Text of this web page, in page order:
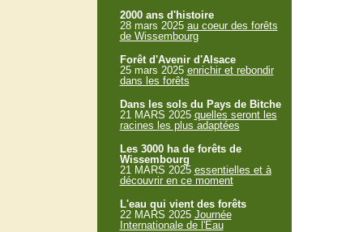
2000 ans d'histoire
28 mars 2025 au coeur des forêts
de Wissembourg
Forêt d'Avenir d'Alsace
25 mars 2025 enrichir et rebondir
dans les forêts
Dans les sols du Pays de Bitche
21 MARS 2025 quelles seront les
racines les plus adaptées
Les 3000 ha de forêts de
Wissembourg
21 MARS 2025 essentielles et à
découvrir en ce moment
L'eau qui vient des forêts
22 MARS 2025 Journée
Internationale de l'Eau